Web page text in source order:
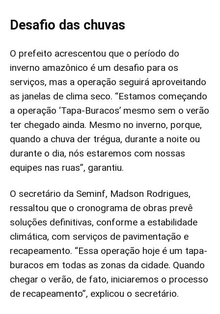
Desafio das chuvas
O prefeito acrescentou que o período do
inverno amazônico é um desafio para os
serviços, mas a operação seguirá aproveitando
as janelas de clima seco. “Estamos começando
a operação ‘Tapa-Buracos’ mesmo sem o verão
ter chegado ainda. Mesmo no inverno, porque,
quando a chuva der trégua, durante a noite ou
durante o dia, nós estaremos com nossas
equipes nas ruas”, garantiu.
O secretário da Seminf, Madson Rodrigues,
ressaltou que o cronograma de obras prevê
soluções definitivas, conforme a estabilidade
climática, com serviços de pavimentação e
recapeamento. “Essa operação hoje é um tapa-
buracos em todas as zonas da cidade. Quando
chegar o verão, de fato, iniciaremos o processo
de recapeamento”, explicou o secretário.